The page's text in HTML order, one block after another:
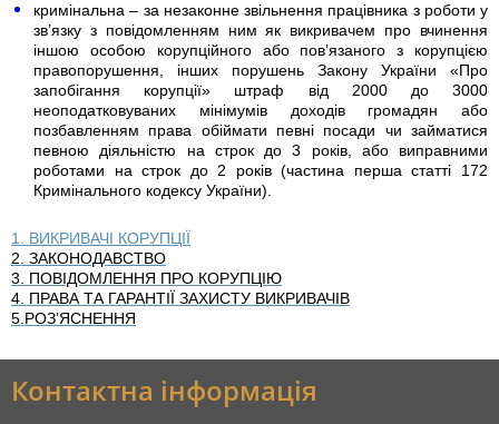
кримінальна – за незаконне звільнення працівника з роботи у
зв’язку з повідомленням ним як викривачем про вчинення
іншою особою корупційного або пов’язаного з корупцією
правопорушення, інших порушень Закону України «Про
запобігання корупції» штраф від 2000 до 3000
неоподатковуваних мінімумів доходів громадян або
позбавленням права обіймати певні посади чи займатися
певною діяльністю на строк до 3 років, або виправними
роботами на строк до 2 років (частина перша статті 172
Кримінального кодексу України).
1. ВИКРИВАЧІ КОРУПЦІЇ
2. ЗАКОНОДАВСТВО
3. ПОВІДОМЛЕННЯ ПРО КОРУПЦІЮ
4. ПРАВА ТА ГАРАНТІЇ ЗАХИСТУ ВИКРИВАЧІВ
5.РОЗ’ЯСНЕННЯ
Контактна інформація